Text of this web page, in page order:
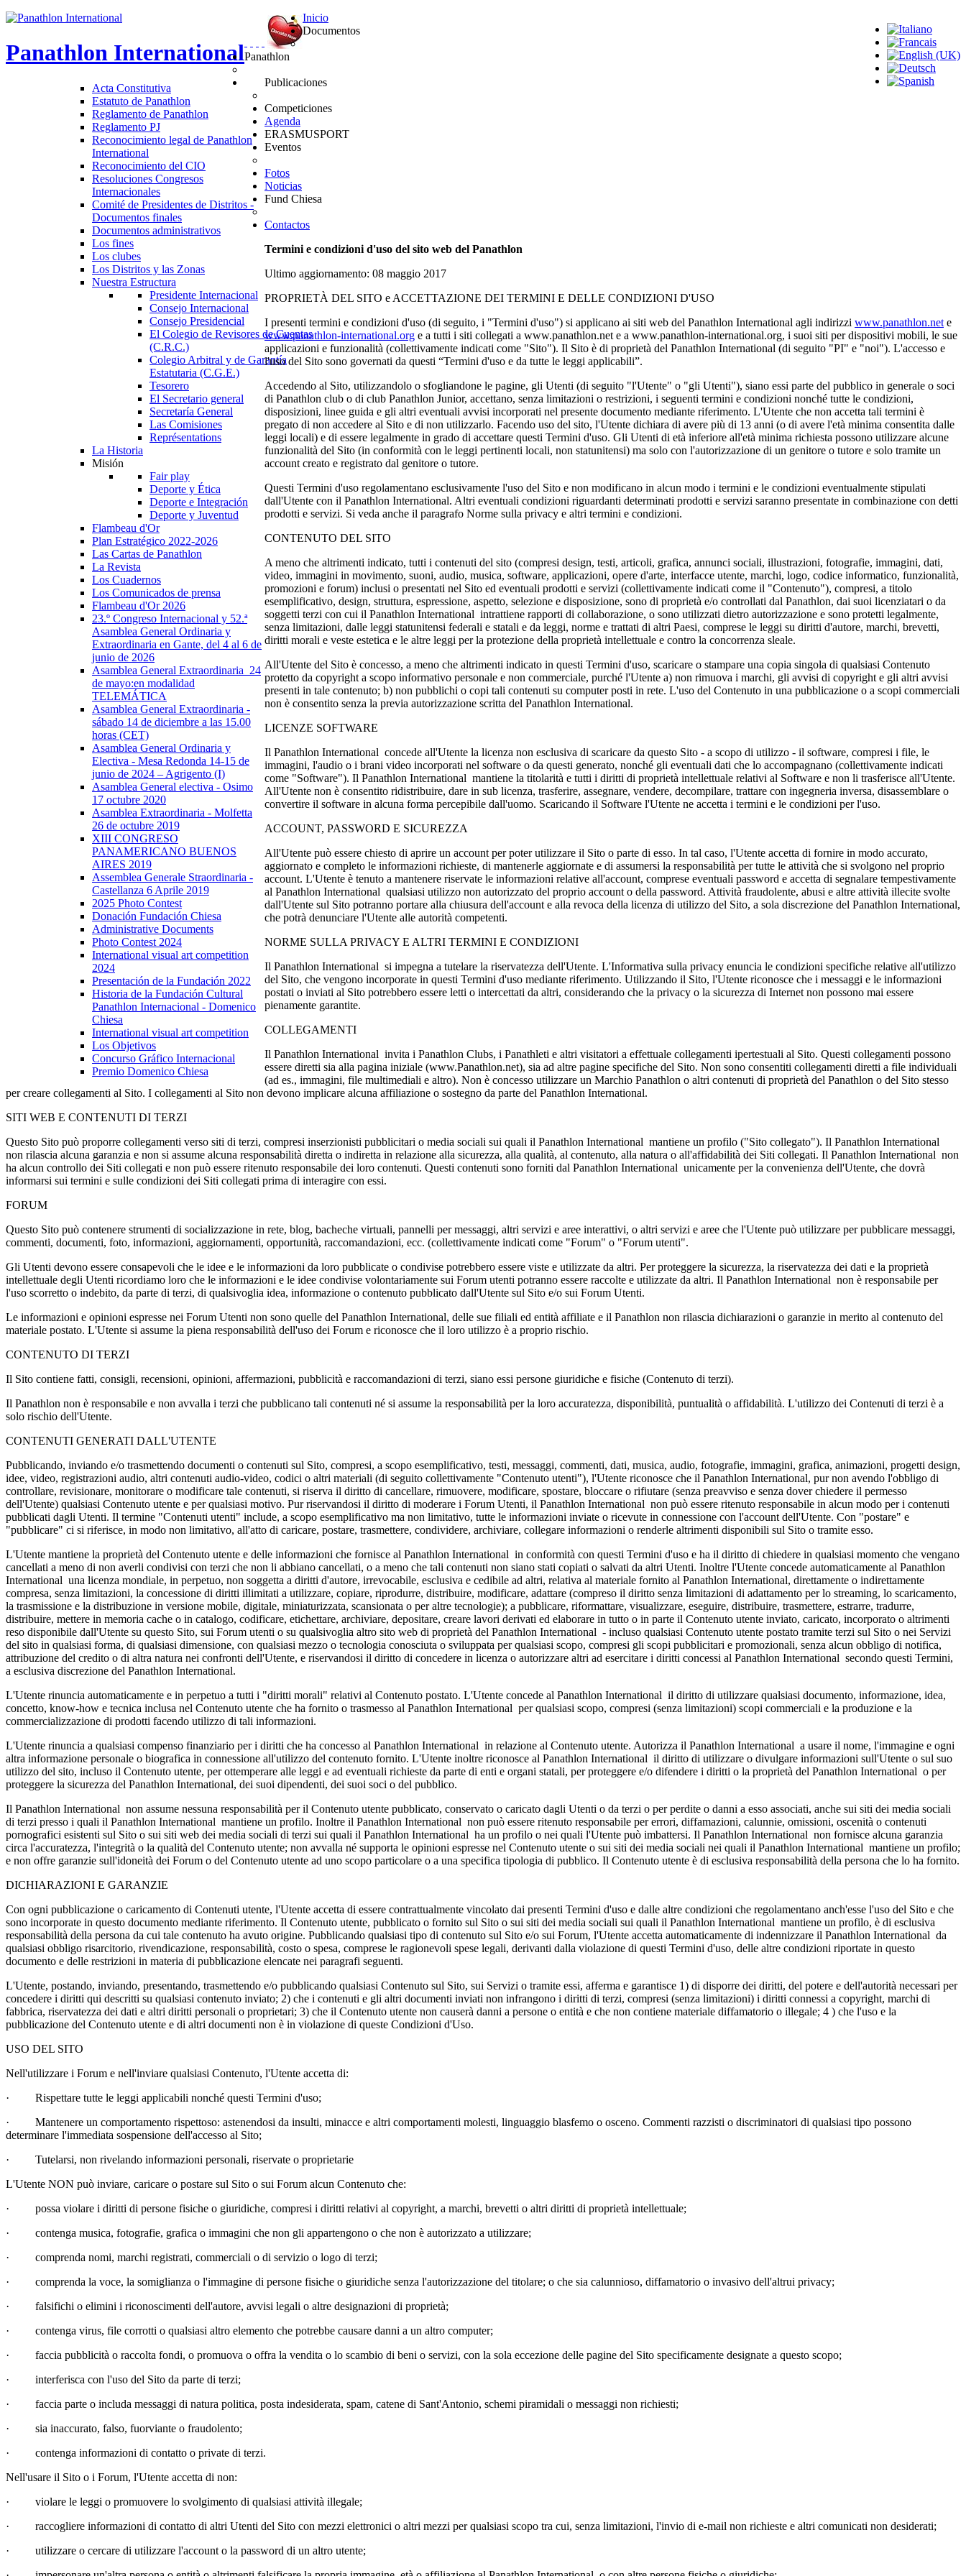
Panathlon International
Inicio
Documentos
Acta Constitutiva
Estatuto de Panathlon
Reglamento de Panathlon
Reglamento PJ
Reconocimiento legal de Panathlon
International
Reconocimiento del CIO
Resoluciones Congresos
Internacionales
Comité de Presidentes de Distritos -
Documentos finales
Documentos administrativos
Panathlon
Los fines
Los clubes
Los Distritos y las Zonas
Nuestra Estructura
Presidente Internacional
Consejo Internacional
Consejo Presidencial
El Colegio de Revisores de Cuentas
(C.R.C.)
Colegio Arbitral y de Garantía
Estatutaria (C.G.E.)
Tesorero
El Secretario general
Secretaría General
Las Comisiones
Représentations
La Historia
Misión
Fair play
Deporte y Ética
Deporte e Integración
Deporte y Juventud
Flambeau d'Or
Plan Estratégico 2022-2026
Publicaciones
Las Cartas de Panathlon
La Revista
Los Cuadernos
Los Comunicados de prensa
Competiciones
Agenda
ERASMUSPORT
Eventos
Flambeau d'Or 2026
23.º Congreso Internacional y 52.ª
Asamblea General Ordinaria y
Extraordinaria en Gante, del 4 al 6 de
junio de 2026
Asamblea General Extraordinaria_24
de mayo:en modalidad
TELEMÁTICA
Asamblea General Extraordinaria -
sábado 14 de diciembre a las 15.00
horas (CET)
Asamblea General Ordinaria y
Electiva - Mesa Redonda 14-15 de
junio de 2024 – Agrigento (I)
Asamblea General electiva - Osimo
17 octubre 2020
Asamblea Extraordinaria - Molfetta
26 de octubre 2019
XIII CONGRESO
PANAMERICANO BUENOS
AIRES 2019
Assemblea Generale Straordinaria -
Castellanza 6 Aprile 2019
Fotos
Noticias
Fund Chiesa
2025 Photo Contest
Donación Fundación Chiesa
Administrative Documents
Photo Contest 2024
International visual art competition
2024
Presentación de la Fundación 2022
Historia de la Fundación Cultural
Panathlon Internacional - Domenico
Chiesa
International visual art competition
Los Objetivos
Concurso Gráfico Internacional
Premio Domenico Chiesa
Contactos
Termini e condizioni d'uso del sito web del Panathlon
Ultimo aggiornamento: 08 maggio 2017
PROPRIETÀ DEL SITO e ACCETTAZIONE DEI TERMINI E DELLE CONDIZIONI D'USO
I presenti termini e condizioni d'uso (di seguito, i "Termini d'uso") si applicano ai siti web del Panathlon International agli indirizzi www.panathlon.net e
www.panathlon-international.org e a tutti i siti collegati a www.panathlon.net e a www.panathlon-international.org, i suoi siti per dispositivi mobili, le sue
applicazioni e funzionalità (collettivamente indicati come "Sito"). Il Sito è di proprietà del Panathlon International (di seguito "PI" e "noi"). L'accesso e
l'uso del Sito sono governati da questi “Termini d'uso e da tutte le leggi applicabili”.
Accedendo al Sito, utilizzandolo o sfogliandone le pagine, gli Utenti (di seguito "l'Utente" o "gli Utenti"), siano essi parte del pubblico in generale o soci
di Panathlon club o di club Panathlon Junior, accettano, senza limitazioni o restrizioni, i seguenti termini e condizioni nonché tutte le condizioni,
disposizioni, linee guida e gli altri eventuali avvisi incorporati nel presente documento mediante riferimento. L'Utente che non accetta tali termini è
pregato di non accedere al Sito e di non utilizzarlo. Facendo uso del sito, l'Utente dichiara di avere più di 13 anni (o di avere l'età minima consentita dalle
leggi locali) e di essere legalmente in grado di accettare questi Termini d'uso. Gli Utenti di età inferiore all'età minima richiesta possono utilizzare alcune
funzionalità del Sito (in conformità con le leggi pertinenti locali, non statunitensi) ma solo con l'autorizzazione di un genitore o tutore e solo tramite un
account creato e registrato dal genitore o tutore.
Questi Termini d'uso regolamentano esclusivamente l'uso del Sito e non modificano in alcun modo i termini e le condizioni eventualmente stipulati
dall'Utente con il Panathlon International. Altri eventuali condizioni riguardanti determinati prodotti e servizi saranno presentate in combinazione con detti
prodotti e servizi. Si veda anche il paragrafo Norme sulla privacy e altri termini e condizioni.
CONTENUTO DEL SITO
A meno che altrimenti indicato, tutti i contenuti del sito (compresi design, testi, articoli, grafica, annunci sociali, illustrazioni, fotografie, immagini, dati,
video, immagini in movimento, suoni, audio, musica, software, applicazioni, opere d'arte, interfacce utente, marchi, logo, codice informatico, funzionalità,
promozioni e forum) inclusi o presentati nel Sito ed eventuali prodotti e servizi (collettivamente indicati come il "Contenuto"), compresi, a titolo
esemplificativo, design, struttura, espressione, aspetto, selezione e disposizione, sono di proprietà e/o controllati dal Panathlon, dai suoi licenziatari o da
soggetti terzi con cui il Panathlon International intrattiene rapporti di collaborazione, o sono utilizzati dietro autorizzazione e sono protetti legalmente,
senza limitazioni, dalle leggi statunitensi federali e statali e da leggi, norme e trattati di altri Paesi, comprese le leggi su diritti d'autore, marchi, brevetti,
diritti morali e veste estetica e le altre leggi per la protezione della proprietà intellettuale e contro la concorrenza sleale.
All'Utente del Sito è concesso, a meno che altrimenti indicato in questi Termini d'uso, scaricare o stampare una copia singola di qualsiasi Contenuto
protetto da copyright a scopo informativo personale e non commerciale, purché l'Utente a) non rimuova i marchi, gli avvisi di copyright e gli altri avvisi
presenti in tale contenuto; b) non pubblichi o copi tali contenuti su computer posti in rete. L'uso del Contenuto in una pubblicazione o a scopi commerciali
non è consentito senza la previa autorizzazione scritta del Panathlon International.
LICENZE SOFTWARE
Il Panathlon International concede all'Utente la licenza non esclusiva di scaricare da questo Sito - a scopo di utilizzo - il software, compresi i file, le
immagini, l'audio o i brani video incorporati nel software o da questi generato, nonché gli eventuali dati che lo accompagnano (collettivamente indicati
come "Software"). Il Panathlon International mantiene la titolarità e tutti i diritti di proprietà intellettuale relativi al Software e non li trasferisce all'Utente.
All'Utente non è consentito ridistribuire, dare in sub licenza, trasferire, assegnare, vendere, decompilare, trattare con ingegneria inversa, disassemblare o
convertire il software in alcuna forma percepibile dall'uomo. Scaricando il Software l'Utente ne accetta i termini e le condizioni per l'uso.
ACCOUNT, PASSWORD E SICUREZZA
All'Utente può essere chiesto di aprire un account per poter utilizzare il Sito o parte di esso. In tal caso, l'Utente accetta di fornire in modo accurato,
aggiornato e completo le informazioni richieste, di mantenerle aggiornate e di assumersi la responsabilità per tutte le attività che si svolgono nel proprio
account. L'Utente è tenuto a mantenere riservate le informazioni relative all'account, comprese eventuali password e accetta di segnalare tempestivamente
al Panathlon International qualsiasi utilizzo non autorizzato del proprio account o della password. Attività fraudolente, abusi e altre attività illecite svolte
dall'Utente sul Sito potranno portare alla chiusura dell'account e alla revoca della licenza di utilizzo del Sito, a sola discrezione del Panathlon International,
che potrà denunciare l'Utente alle autorità competenti.
NORME SULLA PRIVACY E ALTRI TERMINI E CONDIZIONI
Il Panathlon International si impegna a tutelare la riservatezza dell'Utente. L'Informativa sulla privacy enuncia le condizioni specifiche relative all'utilizzo
del Sito, che vengono incorporate in questi Termini d'uso mediante riferimento. Utilizzando il Sito, l'Utente riconosce che i messaggi e le informazioni
postati o inviati al Sito potrebbero essere letti o intercettati da altri, considerando che la privacy o la sicurezza di Internet non possono mai essere
pienamente garantite.
COLLEGAMENTI
Il Panathlon International invita i Panathlon Clubs, i Panathleti e altri visitatori a effettuale collegamenti ipertestuali al Sito. Questi collegamenti possono
essere diretti sia alla pagina iniziale (www.Panathlon.net), sia ad altre pagine specifiche del Sito. Non sono consentiti collegamenti diretti a file individuali
(ad es., immagini, file multimediali e altro). Non è concesso utilizzare un Marchio Panathlon o altri contenuti di proprietà del Panathlon o del Sito stesso
per creare collegamenti al Sito. I collegamenti al Sito non devono implicare alcuna affiliazione o sostegno da parte del Panathlon International.
SITI WEB E CONTENUTI DI TERZI
Questo Sito può proporre collegamenti verso siti di terzi, compresi inserzionisti pubblicitari o media sociali sui quali il Panathlon International mantiene un profilo ("Sito collegato"). Il Panathlon International
non rilascia alcuna garanzia e non si assume alcuna responsabilità diretta o indiretta in relazione alla sicurezza, alla qualità, al contenuto, alla natura o all'affidabilità dei Siti collegati. Il Panathlon International non
ha alcun controllo dei Siti collegati e non può essere ritenuto responsabile dei loro contenuti. Questi contenuti sono forniti dal Panathlon International unicamente per la convenienza dell'Utente, che dovrà
informarsi sui termini e sulle condizioni dei Siti collegati prima di interagire con essi.
FORUM
Questo Sito può contenere strumenti di socializzazione in rete, blog, bacheche virtuali, pannelli per messaggi, altri servizi e aree interattivi, o altri servizi e aree che l'Utente può utilizzare per pubblicare messaggi,
commenti, documenti, foto, informazioni, aggiornamenti, opportunità, raccomandazioni, ecc. (collettivamente indicati come "Forum" o "Forum utenti".
Gli Utenti devono essere consapevoli che le idee e le informazioni da loro pubblicate o condivise potrebbero essere viste e utilizzate da altri. Per proteggere la sicurezza, la riservatezza dei dati e la proprietà
intellettuale degli Utenti ricordiamo loro che le informazioni e le idee condivise volontariamente sui Forum utenti potranno essere raccolte e utilizzate da altri. Il Panathlon International non è responsabile per
l'uso scorretto o indebito, da parte di terzi, di qualsivoglia idea, informazione o contenuto pubblicato dall'Utente sul Sito e/o sui Forum Utenti.
Le informazioni e opinioni espresse nei Forum Utenti non sono quelle del Panathlon International, delle sue filiali ed entità affiliate e il Panathlon non rilascia dichiarazioni o garanzie in merito al contenuto del
materiale postato. L'Utente si assume la piena responsabilità dell'uso dei Forum e riconosce che il loro utilizzo è a proprio rischio.
CONTENUTO DI TERZI
Il Sito contiene fatti, consigli, recensioni, opinioni, affermazioni, pubblicità e raccomandazioni di terzi, siano essi persone giuridiche e fisiche (Contenuto di terzi).
Il Panathlon non è responsabile e non avvalla i terzi che pubblicano tali contenuti né si assume la responsabilità per la loro accuratezza, disponibilità, puntualità o affidabilità. L'utilizzo dei Contenuti di terzi è a
solo rischio dell'Utente.
CONTENUTI GENERATI DALL'UTENTE
Pubblicando, inviando e/o trasmettendo documenti o contenuti sul Sito, compresi, a scopo esemplificativo, testi, messaggi, commenti, dati, musica, audio, fotografie, immagini, grafica, animazioni, progetti design,
idee, video, registrazioni audio, altri contenuti audio-video, codici o altri materiali (di seguito collettivamente "Contenuto utenti"), l'Utente riconosce che il Panathlon International, pur non avendo l'obbligo di
controllare, revisionare, monitorare o modificare tale contenuti, si riserva il diritto di cancellare, rimuovere, modificare, spostare, bloccare o rifiutare (senza preavviso e senza dover chiedere il permesso
dell'Utente) qualsiasi Contenuto utente e per qualsiasi motivo. Pur riservandosi il diritto di moderare i Forum Utenti, il Panathlon International non può essere ritenuto responsabile in alcun modo per i contenuti
pubblicati dagli Utenti. Il termine "Contenuti utenti" include, a scopo esemplificativo ma non limitativo, tutte le informazioni inviate o ricevute in connessione con l'account dell'Utente. Con "postare" e
"pubblicare" ci si riferisce, in modo non limitativo, all'atto di caricare, postare, trasmettere, condividere, archiviare, collegare informazioni o renderle altrimenti disponibili sul Sito o tramite esso.
L'Utente mantiene la proprietà del Contenuto utente e delle informazioni che fornisce al Panathlon International in conformità con questi Termini d'uso e ha il diritto di chiedere in qualsiasi momento che vengano
cancellati a meno di non averli condivisi con terzi che non li abbiano cancellati, o a meno che tali contenuti non siano stati copiati o salvati da altri Utenti. Inoltre l'Utente concede automaticamente al Panathlon
International una licenza mondiale, in perpetuo, non soggetta a diritti d'autore, irrevocabile, esclusiva e cedibile ad altri, relativa al materiale fornito al Panathlon International, direttamente o indirettamente
compresa, senza limitazioni, la concessione di diritti illimitati a utilizzare, copiare, riprodurre, distribuire, modificare, adattare (compreso il diritto senza limitazioni di adattamento per lo streaming, lo scaricamento,
la trasmissione e la distribuzione in versione mobile, digitale, miniaturizzata, scansionata o per altre tecnologie); a pubblicare, riformattare, visualizzare, eseguire, distribuire, trasmettere, estrarre, tradurre,
distribuire, mettere in memoria cache o in catalogo, codificare, etichettare, archiviare, depositare, creare lavori derivati ed elaborare in tutto o in parte il Contenuto utente inviato, caricato, incorporato o altrimenti
reso disponibile dall'Utente su questo Sito, sui Forum utenti o su qualsivoglia altro sito web di proprietà del Panathlon International - incluso qualsiasi Contenuto utente postato tramite terzi sul Sito o nei Servizi
del sito in qualsiasi forma, di qualsiasi dimensione, con qualsiasi mezzo o tecnologia conosciuta o sviluppata per qualsiasi scopo, compresi gli scopi pubblicitari e promozionali, senza alcun obbligo di notifica,
attribuzione del credito o di altra natura nei confronti dell'Utente, e riservandosi il diritto di concedere in licenza o autorizzare altri ad esercitare i diritti concessi al Panathlon International secondo questi Termini,
a esclusiva discrezione del Panathlon International.
L'Utente rinuncia automaticamente e in perpetuo a tutti i "diritti morali" relativi al Contenuto postato. L'Utente concede al Panathlon International il diritto di utilizzare qualsiasi documento, informazione, idea,
concetto, know-how e tecnica inclusa nel Contenuto utente che ha fornito o trasmesso al Panathlon International per qualsiasi scopo, compresi (senza limitazioni) scopi commerciali e la produzione e la
commercializzazione di prodotti facendo utilizzo di tali informazioni.
L'Utente rinuncia a qualsiasi compenso finanziario per i diritti che ha concesso al Panathlon International in relazione al Contenuto utente. Autorizza il Panathlon International a usare il nome, l'immagine e ogni
altra informazione personale o biografica in connessione all'utilizzo del contenuto fornito. L'Utente inoltre riconosce al Panathlon International il diritto di utilizzare o divulgare informazioni sull'Utente o sul suo
utilizzo del sito, incluso il Contenuto utente, per ottemperare alle leggi e ad eventuali richieste da parte di enti e organi statali, per proteggere e/o difendere i diritti o la proprietà del Panathlon International o per
proteggere la sicurezza del Panathlon International, dei suoi dipendenti, dei suoi soci o del pubblico.
Il Panathlon International non assume nessuna responsabilità per il Contenuto utente pubblicato, conservato o caricato dagli Utenti o da terzi o per perdite o danni a esso associati, anche sui siti dei media sociali
di terzi presso i quali il Panathlon International mantiene un profilo. Inoltre il Panathlon International non può essere ritenuto responsabile per errori, diffamazioni, calunnie, omissioni, oscenità o contenuti
pornografici esistenti sul Sito o sui siti web dei media sociali di terzi sui quali il Panathlon International ha un profilo o nei quali l'Utente può imbattersi. Il Panathlon International non fornisce alcuna garanzia
circa l'accuratezza, l'integrità o la qualità del Contenuto utente; non avvalla né supporta le opinioni espresse nel Contenuto utente o sui siti dei media sociali nei quali il Panathlon International mantiene un profilo;
e non offre garanzie sull'idoneità dei Forum o del Contenuto utente ad uno scopo particolare o a una specifica tipologia di pubblico. Il Contenuto utente è di esclusiva responsabilità della persona che lo ha fornito.
DICHIARAZIONI E GARANZIE
Con ogni pubblicazione o caricamento di Contenuti utente, l'Utente accetta di essere contrattualmente vincolato dai presenti Termini d'uso e dalle altre condizioni che regolamentano anch'esse l'uso del Sito e che
sono incorporate in questo documento mediante riferimento. Il Contenuto utente, pubblicato o fornito sul Sito o sui siti dei media sociali sui quali il Panathlon International mantiene un profilo, è di esclusiva
responsabilità della persona da cui tale contenuto ha avuto origine. Pubblicando qualsiasi tipo di contenuto sul Sito e/o sui Forum, l'Utente accetta automaticamente di indennizzare il Panathlon International da
qualsiasi obbligo risarcitorio, rivendicazione, responsabilità, costo o spesa, comprese le ragionevoli spese legali, derivanti dalla violazione di questi Termini d'uso, delle altre condizioni riportate in questo
documento e delle restrizioni in materia di pubblicazione elencate nei paragrafi seguenti.
L'Utente, postando, inviando, presentando, trasmettendo e/o pubblicando qualsiasi Contenuto sul Sito, sui Servizi o tramite essi, afferma e garantisce 1) di disporre dei diritti, del potere e dell'autorità necessari per
concedere i diritti qui descritti su qualsiasi contenuto inviato; 2) che i contenuti e gli altri documenti inviati non infrangono i diritti di terzi, compresi (senza limitazioni) i diritti connessi a copyright, marchi di
fabbrica, riservatezza dei dati e altri diritti personali o proprietari; 3) che il Contenuto utente non causerà danni a persone o entità e che non contiene materiale diffamatorio o illegale; 4 ) che l'uso e la
pubblicazione del Contenuto utente e di altri documenti non è in violazione di queste Condizioni d'Uso.
USO DEL SITO
Nell'utilizzare i Forum e nell'inviare qualsiasi Contenuto, l'Utente accetta di:
· Rispettare tutte le leggi applicabili nonché questi Termini d'uso;
· Mantenere un comportamento rispettoso: astenendosi da insulti, minacce e altri comportamenti molesti, linguaggio blasfemo o osceno. Commenti razzisti o discriminatori di qualsiasi tipo possono
determinare l'immediata sospensione dell'accesso al Sito;
· Tutelarsi, non rivelando informazioni personali, riservate o proprietarie
L'Utente NON può inviare, caricare o postare sul Sito o sui Forum alcun Contenuto che:
· possa violare i diritti di persone fisiche o giuridiche, compresi i diritti relativi al copyright, a marchi, brevetti o altri diritti di proprietà intellettuale;
· contenga musica, fotografie, grafica o immagini che non gli appartengono o che non è autorizzato a utilizzare;
· comprenda nomi, marchi registrati, commerciali o di servizio o logo di terzi;
· comprenda la voce, la somiglianza o l'immagine di persone fisiche o giuridiche senza l'autorizzazione del titolare; o che sia calunnioso, diffamatorio o invasivo dell'altrui privacy;
· falsifichi o elimini i riconoscimenti dell'autore, avvisi legali o altre designazioni di proprietà;
· contenga virus, file corrotti o qualsiasi altro elemento che potrebbe causare danni a un altro computer;
· faccia pubblicità o raccolta fondi, o promuova o offra la vendita o lo scambio di beni o servizi, con la sola eccezione delle pagine del Sito specificamente designate a questo scopo;
· interferisca con l'uso del Sito da parte di terzi;
· faccia parte o includa messaggi di natura politica, posta indesiderata, spam, catene di Sant'Antonio, schemi piramidali o messaggi non richiesti;
· sia inaccurato, falso, fuorviante o fraudolento;
· contenga informazioni di contatto o private di terzi.
Nell'usare il Sito o i Forum, l'Utente accetta di non:
· violare le leggi o promuovere lo svolgimento di qualsiasi attività illegale;
· raccogliere informazioni di contatto di altri Utenti del Sito con mezzi elettronici o altri mezzi per qualsiasi scopo tra cui, senza limitazioni, l'invio di e-mail non richieste e altri comunicati non desiderati;
· utilizzare o cercare di utilizzare l'account o la password di un altro utente;